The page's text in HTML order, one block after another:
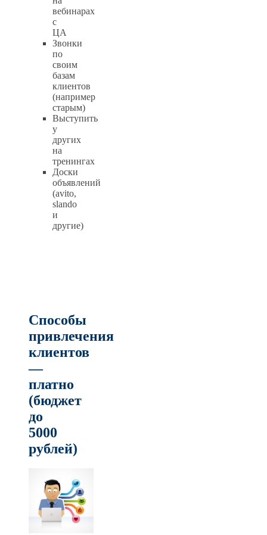
вебинарах
с
ЦА
Звонки
по
своим
базам
клиентов
(например
старым)
Выступить
у
других
на
тренингах
Доски
объявлений
(avito,
slando
и
другие)
Способы
привлечения
клиентов
—
платно
(бюджет
до
5000
рублей)